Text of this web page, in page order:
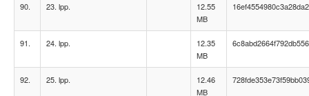
90. 23. lpp.
12.55
MB
91. 24. lpp.
12.35
MB
92. 25. lpp.
12.46
MB